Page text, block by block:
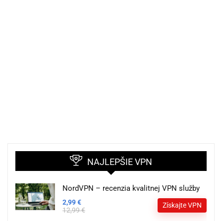
NAJLEPŠIE VPN
NordVPN – recenzia kvalitnej VPN služby
2,99 €
12,99 €
Získajte VPN